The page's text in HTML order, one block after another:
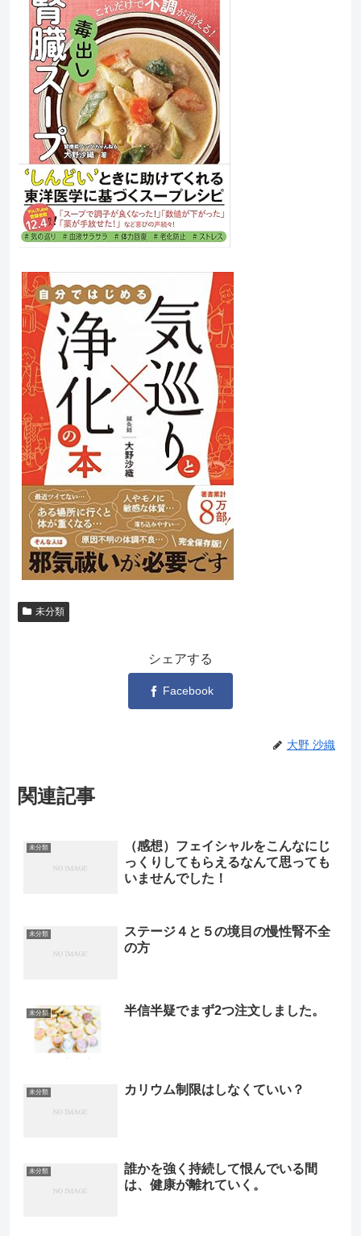
未分類
シェアする
Facebook
大野 沙織
関連記事
未分類
（感想）フェイシャルをこんなにじ
っくりしてもらえるなんて思っても
いませんでした！
未分類
ステージ４と５の境目の慢性腎不全
の方
未分類 半信半疑でまず2つ注文しました。
未分類 カリウム制限はしなくていい？
未分類
誰かを強く持続して恨んでいる間
は、健康が離れていく。